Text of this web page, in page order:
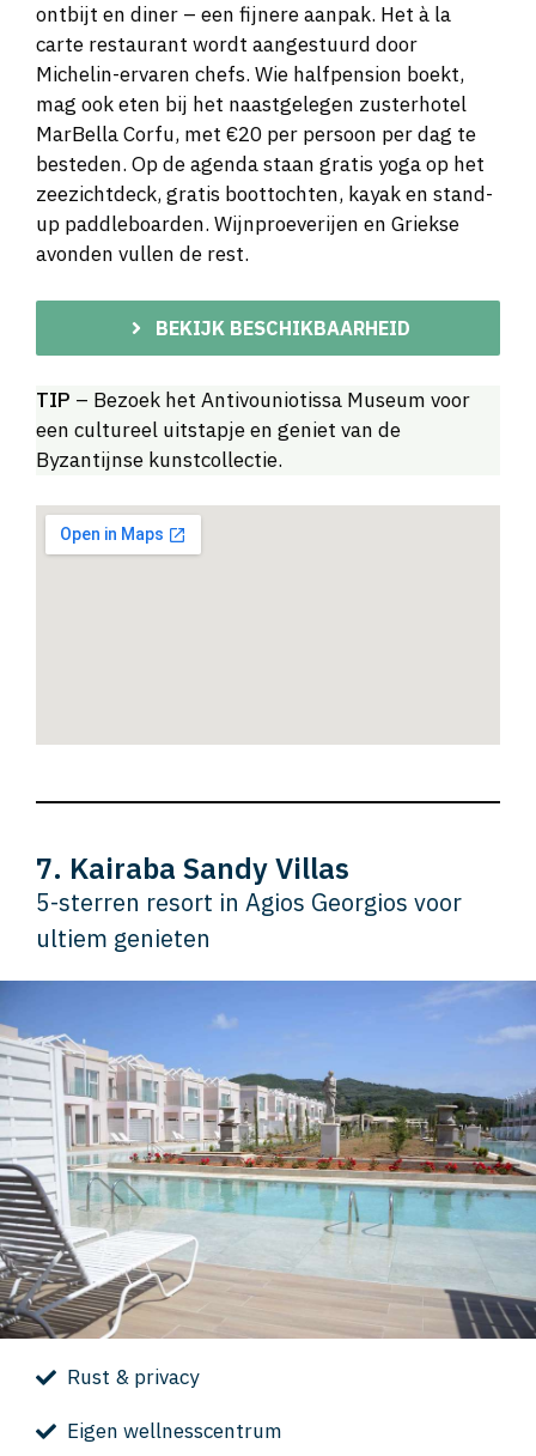
ontbijt en diner – een fijnere aanpak. Het à la
carte restaurant wordt aangestuurd door
Michelin-ervaren chefs. Wie halfpension boekt,
mag ook eten bij het naastgelegen zusterhotel
MarBella Corfu, met €20 per persoon per dag te
besteden. Op de agenda staan gratis yoga op het
zeezichtdeck, gratis boottochten, kayak en stand-
up paddleboarden. Wijnproeverijen en Griekse
avonden vullen de rest.
BEKIJK BESCHIKBAARHEID
TIP – Bezoek het Antivouniotissa Museum voor
een cultureel uitstapje en geniet van de
Byzantijnse kunstcollectie.
7. Kairaba Sandy Villas
5-sterren resort in Agios Georgios voor
ultiem genieten
Rust & privacy
Eigen wellnesscentrum